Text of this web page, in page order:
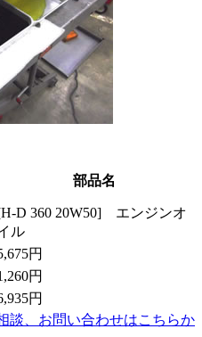
部品名
D 360 20W50] エンジンオ
ル
円
円
円